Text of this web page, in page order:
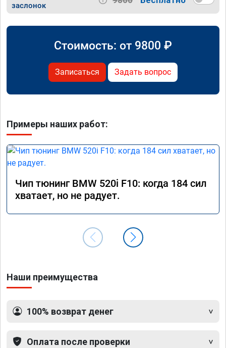
заслонок
Стоимость: от 9800 ₽
Записаться Задать вопрос
Примеры наших работ:
Чип тюнинг BMW 520i F10: когда 184 сил
хватает, но не радует.
Наши преимущества
100% возврат денег
Оплата после проверки